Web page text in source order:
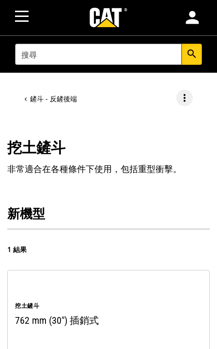
person
SEARCH search
鏟斗 - 反鏟後端 more_vert
挖土鏟斗
非常適合在各種條件下使用，包括重型衝擊。
新機型
1 結果
挖土鏟斗
762 mm (30") 插銷式